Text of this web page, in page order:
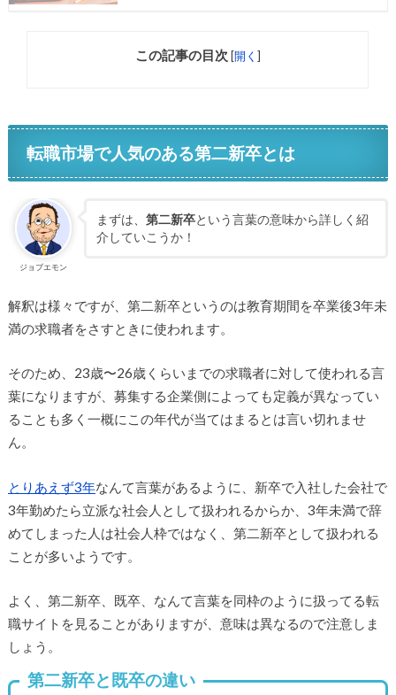
この記事の目次 [開く ]
転職市場で人気のある第二新卒とは
ジョブエモン
まずは、 第二新卒という言葉の意味から詳しく紹
介していこうか！
解釈は様々ですが、第二新卒というのは教育期間を卒業後3年未
満の求職者をさすときに使われます。
そのため、23歳〜26歳くらいまでの求職者に対して使われる言
葉になりますが、募集する企業側によっても定義が異なってい
ることも多く一概にこの年代が当てはまるとは言い切れませ
ん。
とりあえず3年なんて言葉があるように、新卒で入社した会社で
3年勤めたら立派な社会人として扱われるからか、3年未満で辞
めてしまった人は社会人枠ではなく、第二新卒として扱われる
ことが多いようです。
よく、第二新卒、既卒、なんて言葉を同枠のように扱ってる転
職サイトを見ることがありますが、意味は異なるので注意しま
しょう。
第二新卒と既卒の違い